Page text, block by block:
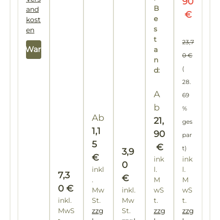
and
kost
en
den Warenkorb
Regulärer Preis:
7,3
0 €
inkl.
MwS
Regulärer Preis:
Ab
1,1
5
€
inkl
.
Mw
St.
zzg
Regulärer Preis:
3,9
0
€
inkl.
Mw
St.
B
e
s
t
a
n
d:
Regulärer
A
b
21,
90
€
ink
l.
M
wS
t.
zzg
el
€
23,7
0 €
(
28.
69
%
ges
par
t)
ink
l.
M
wS
t.
zzg